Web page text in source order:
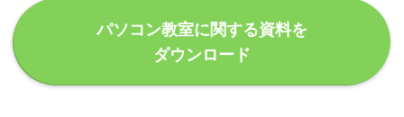
パソコン教室に関する資料を
ダウンロード